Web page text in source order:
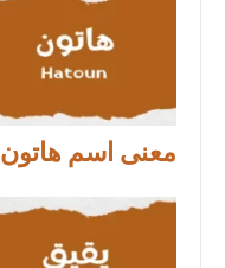
معنى اسم هاتون